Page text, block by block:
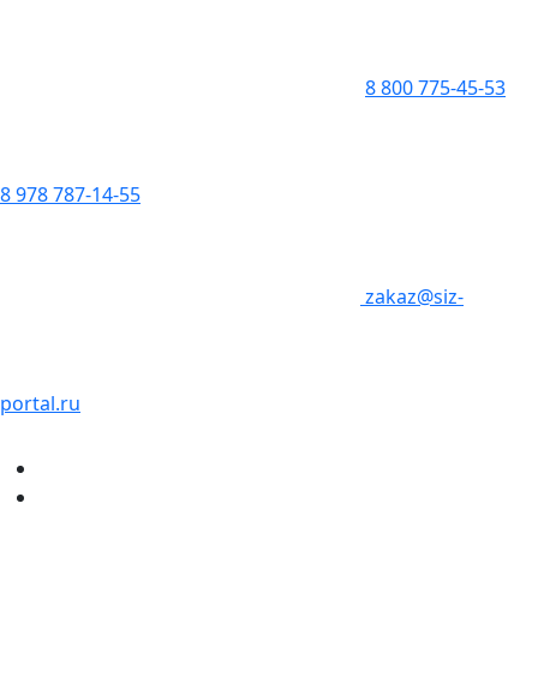
8 800 775-45-53
8 978 787-14-55
zakaz@siz-
portal.ru